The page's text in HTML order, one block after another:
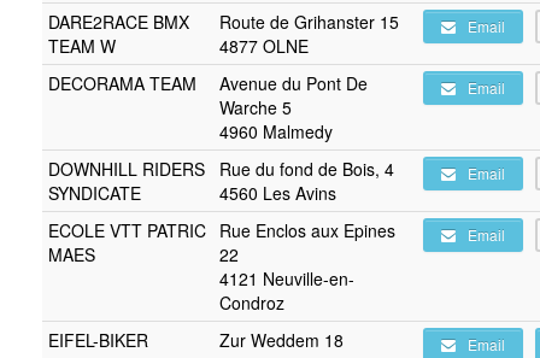
DARE2RACE BMX
TEAM W
Route de Grihanster 15
4877 OLNE
Email
DECORAMA TEAM
Avenue du Pont De
Warche 5
4960 Malmedy
Email
DOWNHILL RIDERS
SYNDICATE
Rue du fond de Bois, 4
4560 Les Avins
Email
ECOLE VTT PATRIC
MAES
Rue Enclos aux Epines
22
4121 Neuville-en-
Condroz
Email
EIFEL-BIKER
Zur Weddem 18
Email